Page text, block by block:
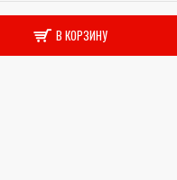
В КОРЗИНУ